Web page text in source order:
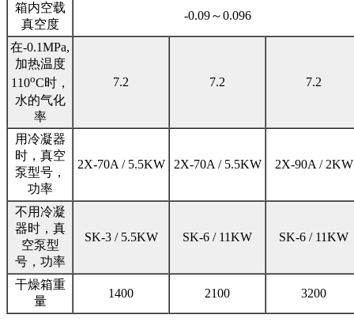
箱内空载
真空度
-0.09～0.096
在-0.1MPa,
加热温度
110oC时，
水的气化
率
7.2 7.2 7.2
用冷凝器
时，真空
泵型号，
功率
2X-70A / 5.5KW 2X-70A / 5.5KW 2X-90A / 2KW
不用冷凝
器时，真
空泵型
号，功率
SK-3 / 5.5KW SK-6 / 11KW SK-6 / 11KW
干燥箱重
量
1400 2100 3200